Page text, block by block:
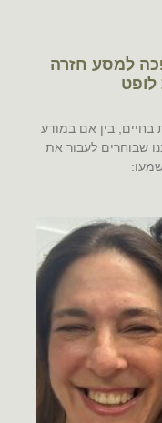
הפכה למסע חזרה
בחיים, בין אם במודע
שבוחרים לעבור את